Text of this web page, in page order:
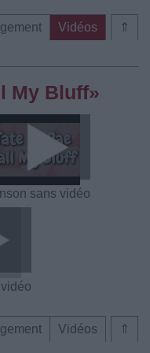
⇑
Vidéos
My Bluff»
sans vidéo
⇑
Vidéos